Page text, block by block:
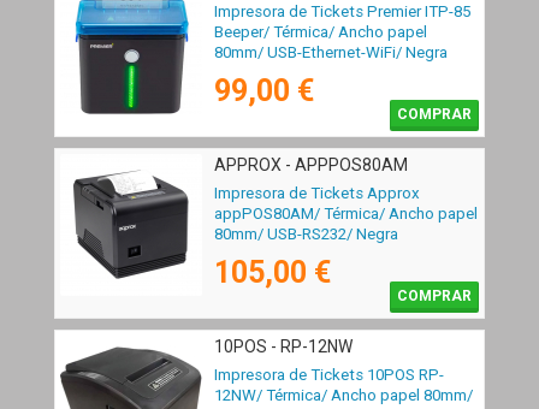
Impresora de Tickets Premier ITP-85
Beeper/ Térmica/ Ancho papel
80mm/ USB-Ethernet-WiFi/ Negra
99,00 €
COMPRAR
APPROX - APPPOS80AM
Impresora de Tickets Approx
appPOS80AM/ Térmica/ Ancho papel
80mm/ USB-RS232/ Negra
105,00 €
COMPRAR
10POS - RP-12NW
Impresora de Tickets 10POS RP-
12NW/ Térmica/ Ancho papel 80mm/